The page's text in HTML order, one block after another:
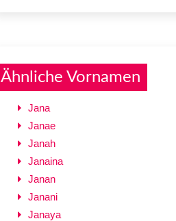
Ähnliche Vornamen
Jana
Janae
Janah
Janaina
Janan
Janani
Janaya